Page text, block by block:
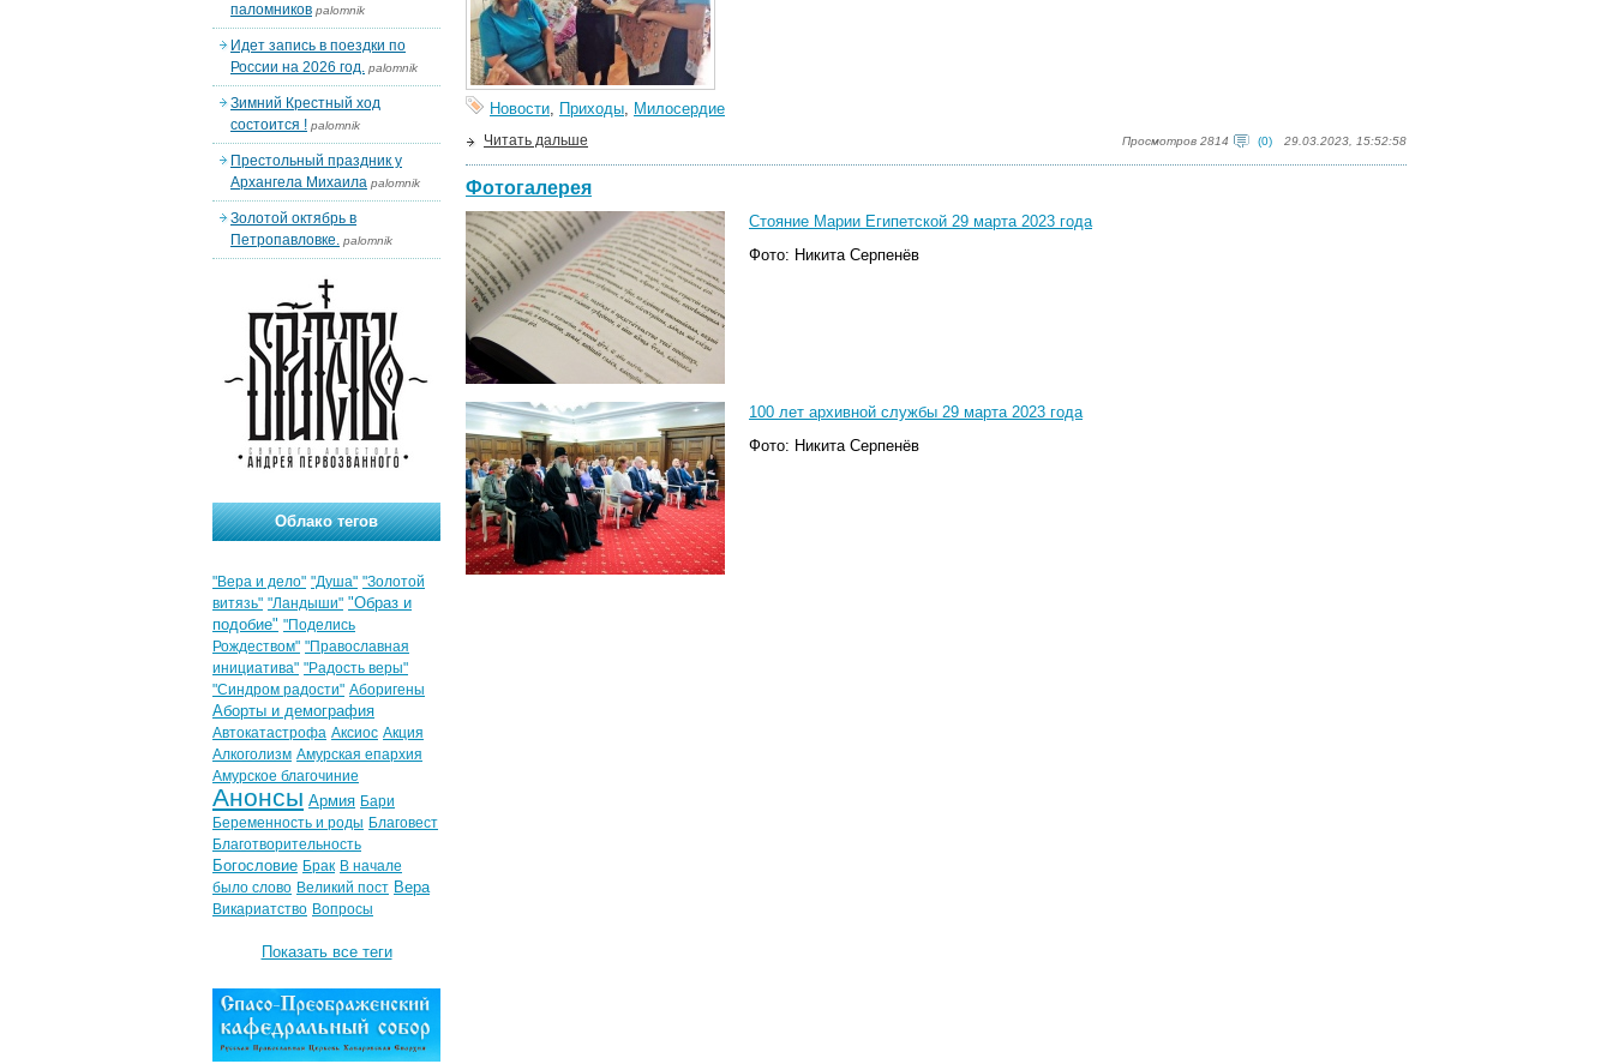
Новости, Приходы, Милосердие
Просмотров 2814 (0) 29.03.2023, 15:52:58
Читать дальше
Фотогалерея
Стояние Марии Египетской 29 марта 2023 года
Фото: Никита Серпенёв
100 лет архивной службы 29 марта 2023 года
Фото: Никита Серпенёв
паломников palomnik
Идет запись в поездки по
России на 2026 год. palomnik
Зимний Крестный ход
состоится ! palomnik
Престольный праздник у
Архангела Михаила palomnik
Золотой октябрь в
Петропавловке. palomnik
Облако тегов
"Вера и дело" "Душа" "Золотой
витязь" "Ландыши" "Образ и
подобие" "Поделись
Рождеством" "Православная
инициатива" "Радость веры"
"Синдром радости" Аборигены
Аборты и демография
Автокатастрофа Аксиос Акция
Алкоголизм Амурская епархия
Амурское благочиние
Анонсы Армия Бари
Беременность и роды Благовест
Благотворительность
Богословие Брак В начале
было слово Великий пост Вера
Викариатство Вопросы
Показать все теги